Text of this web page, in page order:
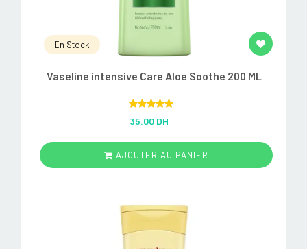
En Stock
Vaseline intensive Care Aloe Soothe 200 ML
out of 5
35.00 DH
AJOUTER AU PANIER